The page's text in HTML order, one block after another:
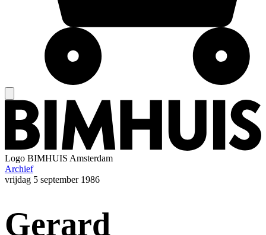
Logo BIMHUIS Amsterdam
Archief
vrijdag 5 september 1986
Gerard